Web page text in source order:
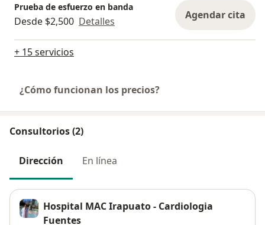
Prueba de esfuerzo en banda
Desde $2,500 Detalles Agendar cita
+ 15 servicios
¿Cómo funcionan los precios?
Consultorios (2)
Dirección En línea
Hospital MAC Irapuato - Cardiologia
Fuentes